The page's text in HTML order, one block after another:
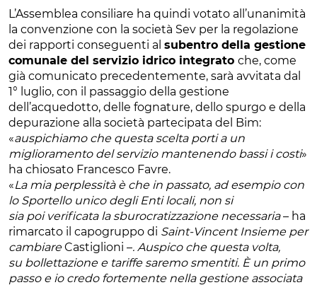
L’Assemblea consiliare ha quindi votato all’unanimità
la convenzione con la società Sev per la regolazione
dei rapporti conseguenti al subentro della gestione
comunale del servizio idrico integrato che, come
già comunicato precedentemente, sarà avvitata dal
1° luglio, con il passaggio della gestione
dell’acquedotto, delle fognature, dello spurgo e della
depurazione alla società partecipata del Bim:
«auspichiamo che questa scelta porti a un
miglioramento del servizio mantenendo bassi i costi»
ha chiosato Francesco Favre.
«La mia perplessità è che in passato, ad esempio con
lo Sportello unico degli Enti locali, non si
sia poi verificata la sburocratizzazione necessaria– ha
rimarcato il capogruppo di Saint-Vincent Insieme per
cambiareCastiglioni –. Auspico che questa volta,
su bollettazione e tariffe saremo smentiti. È un primo
passo e io credo fortemente nella gestione associata